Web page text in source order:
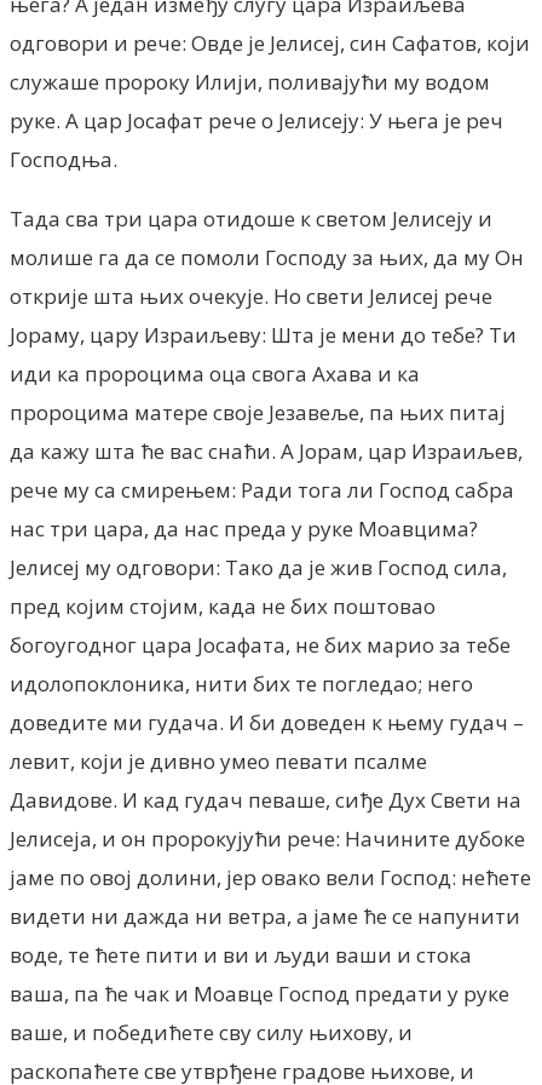
одговори и рече: Овде је Јелисеј, син Сафатов, који
служаше пророку Илији, поливајући му водом
руке. А цар Јосафат рече о Јелисеју: У њега је реч
Господња.
Тада сва три цара отидоше к светом Јелисеју и
молише га да се помоли Господу за њих, да му Он
открије шта њих очекује. Но свети Јелисеј рече
Јораму, цару Израиљеву: Шта је мени до тебе? Ти
иди ка пророцима оца свога Ахава и ка
пророцима матере своје Језавеље, па њих питај
да кажу шта ће вас снаћи. А Јорам, цар Израиљев,
рече му са смирењем: Ради тога ли Господ сабра
нас три цара, да нас преда у руке Моавцима?
Јелисеј му одговори: Тако да је жив Господ сила,
пред којим стојим, када не бих поштовао
богоугодног цара Јосафата, не бих марио за тебе
идолопоклоника, нити бих те погледао; него
доведите ми гудача. И би доведен к њему гудач –
левит, који је дивно умео певати псалме
Давидове. И кад гудач певаше, сиђе Дух Свети на
Јелисеја, и он пророкујући рече: Начините дубоке
јаме по овој долини, јер овако вели Господ: нећете
видети ни дажда ни ветра, а јаме ће се напунити
воде, те ћете пити и ви и људи ваши и стока
ваша, па ће чак и Моавце Господ предати у руке
ваше, и победићете сву силу њихову, и
раскопаћете све утврђене градове њихове, и